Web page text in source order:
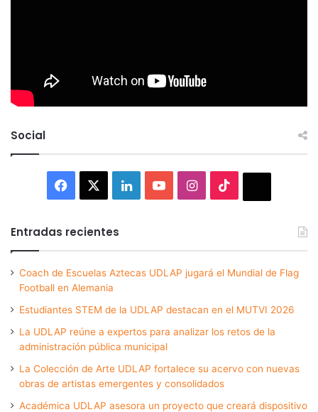
Social
Facebook LinkedInYouTubeInstagram
Entradas recientes
Coach de Escuelas Aztecas UDLAP jugará el Mundial de Flag
Football en Alemania
Estudiantes STEM de la UDLAP destacan en el MUTVI 2026
La UDLAP reúne a expertos para analizar los retos de la
administración pública municipal
La Colección de Arte UDLAP fortalece su acervo con nuevas
obras de artistas emergentes y consolidados
Académica UDLAP asesora un proyecto que creará dispositivo